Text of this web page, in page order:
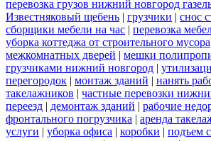
перевозка грузов нижний новгород
Известняковый щебень | грузчики | снос
сборщики мебели на час | перевозка
уборка коттеджа от строительного мусора
межкомнатных дверей | мешки
грузчиками нижний новгород |
перегородок | монтаж зданий | нанять
такелажников | частные перевозки
переезд | демонтаж зданий | рабочие
фронтального погрузчика | аренда
услуги | уборка офиса | коробки | подъем